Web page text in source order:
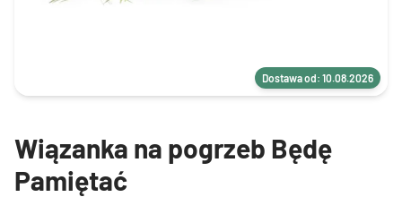
Dostawa od: 10.08.2026
Wiązanka na pogrzeb Będę
Pamiętać